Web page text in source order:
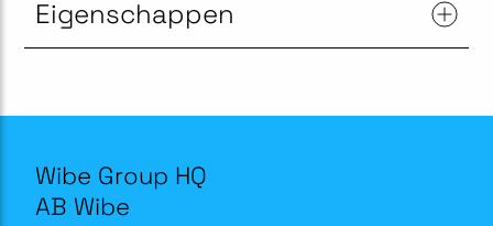
Eigenschappen
Wibe Group HQ
AB Wibe